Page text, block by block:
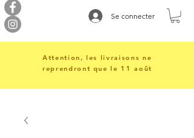
Se connecter
Attention, les livraisons ne
reprendront que le 11 août